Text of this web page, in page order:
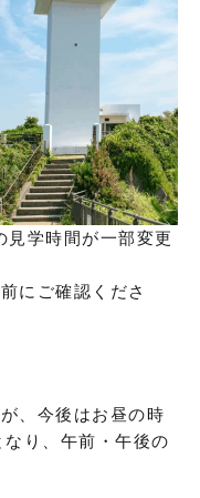
学時間が一部変更
にご確認くださ
、今後はお昼の時
り、午前・午後の